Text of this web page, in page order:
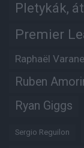
Pletykák,
Premier
Raphaël Varane
Ruben
Ryan Giggs
Sergio Reguilon